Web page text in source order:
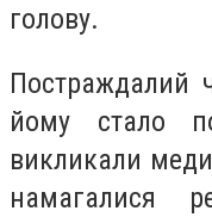
голову.
Постраждалий
йому стало
викликали
намагалися